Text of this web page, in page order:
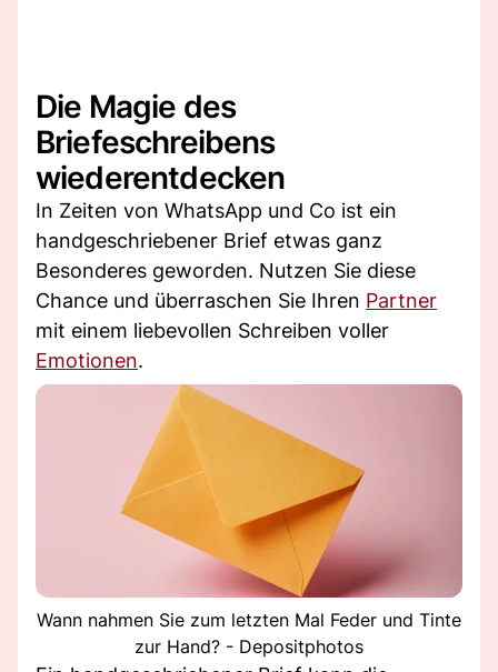
Die Magie des
Briefeschreibens
wiederentdecken
In Zeiten von WhatsApp und Co ist ein
handgeschriebener Brief etwas ganz
Besonderes geworden. Nutzen Sie diese
Chance und überraschen Sie Ihren Partner
mit einem liebevollen Schreiben voller
Emotionen.
Wann nahmen Sie zum letzten Mal Feder und Tinte
zur Hand? - Depositphotos